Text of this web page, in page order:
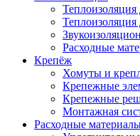
Теплоизоляция
Теплоизоляция
Расходные
Крепёж
Хомуты и
Крепежные
Крепежные
Монтажная
Расходные